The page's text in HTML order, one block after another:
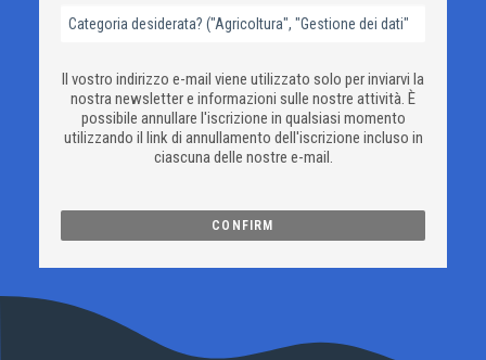
Il vostro indirizzo e-mail viene utilizzato solo per inviarvi la
nostra newsletter e informazioni sulle nostre attività. È
possibile annullare l'iscrizione in qualsiasi momento
utilizzando il link di annullamento dell'iscrizione incluso in
ciascuna delle nostre e-mail.